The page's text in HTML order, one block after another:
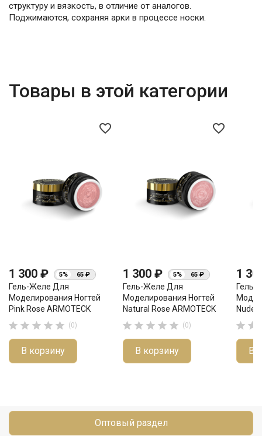
структуру и вязкость, в отличие от аналогов.
️Поджимаются, сохраняя арки в процессе носки.
Товары в этой категории
favorite_border
1 300 ₽ 5% 65 ₽
Гель-Желе Для
Моделирования Ногтей
Pink Rose ARMOTECK
     (0)
В корзину
favorite_border
1 300 ₽ 5% 65 ₽
Гель-Желе Для
Моделирования Ногтей
Natural Rose ARMOTECK
     (0)
В корзину
1
Гель-
Nude
 
В
Оптовый раздел